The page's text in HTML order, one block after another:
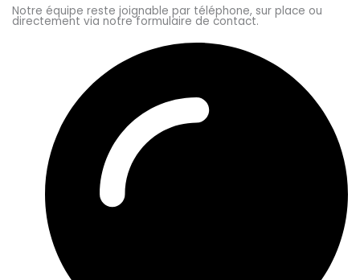
Notre équipe reste joignable par téléphone, sur place ou
directement via notre formulaire de contact.